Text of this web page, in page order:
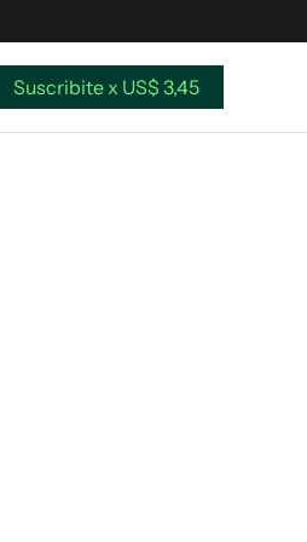
Suscribite x US$ 3,45